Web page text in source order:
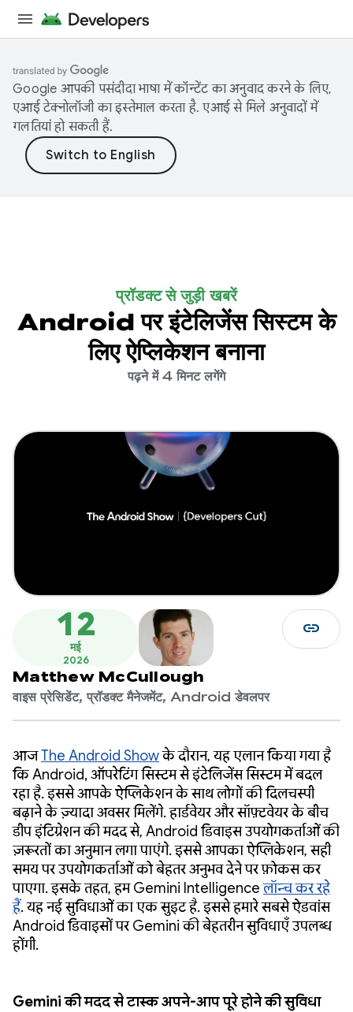
Google आपकी पसंदीदा भाषा में कॉन्टेंट का अनुवाद करने के लिए,
एआई टेक्नोलॉजी का इस्तेमाल करता है. एआई से मिले अनुवादों में
गलतियां हो सकती हैं.
प्रॉडक्ट से जुड़ी खबरें
Android पर इंटेलिजेंस सिस्टम के
लिए ऐप्लिकेशन बनाना
पढ़ने में 4 मिनट लगेंगे
12
मई
2026
Matthew McCullough
वाइस प्रेसिडेंट, प्रॉडक्ट मैनेजमेंट, Android डेवलपर
link
आजThe Android Showके दौरान, यह एलान किया गया है
कि Android, ऑपरेटिंग सिस्टम से इंटेलिजेंस सिस्टम में बदल
रहा है. इससे आपके ऐप्लिकेशन के साथ लोगों की दिलचस्पी
बढ़ाने के ज़्यादा अवसर मिलेंगे. हार्डवेयर और सॉफ़्टवेयर के बीच
डीप इंटिग्रेशन की मदद से, Android डिवाइस उपयोगकर्ताओं की
ज़रूरतों का अनुमान लगा पाएंगे. इससे आपका ऐप्लिकेशन, सही
समय पर उपयोगकर्ताओं को बेहतर अनुभव देने पर फ़ोकस कर
पाएगा. इसके तहत, हम Gemini Intelligenceलॉन्च कर रहे
हैं. यह नई सुविधाओं का एक सुइट है. इससे हमारे सबसे ऐडवांस
Android डिवाइसों पर Gemini की बेहतरीन सुविधाएँ उपलब्ध
होंगी.
Gemini की मदद से टास्क अपने-आप पूरे होने की सुविधा